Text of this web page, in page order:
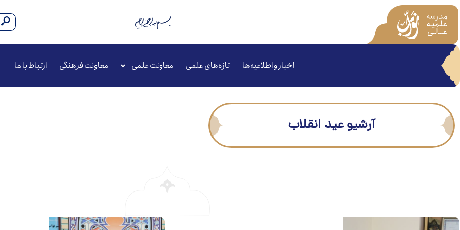
اخبار و اطلاعیه‌ها تازه‌های علمی معاونت علمی معاونت فرهنگی ارتباط با ما
آرشیو عید انقلاب